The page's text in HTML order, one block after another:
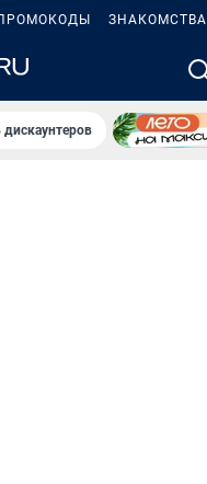
ЗНАКОМСТВА
дискаунтеров